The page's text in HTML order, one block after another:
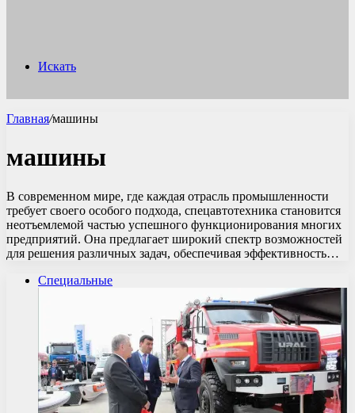
Искать
Главная/машины
машины
В современном мире, где каждая отрасль промышленности
требует своего особого подхода, спецавтотехника становится
неотъемлемой частью успешного функционирования многих
предприятий. Она предлагает широкий спектр возможностей
для решения различных задач, обеспечивая эффективность…
Специальные